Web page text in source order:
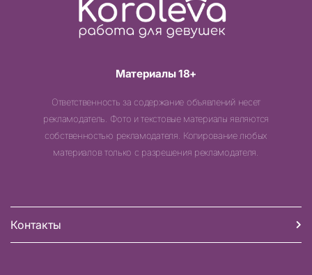
Материалы 18+
Ответственность за содержание объявлений несет
рекламодатель. Фото и текстовые материалы являются
собственностью рекламодателя. Копирование любых
материалов только с разрешения рекламодателя.
Контакты